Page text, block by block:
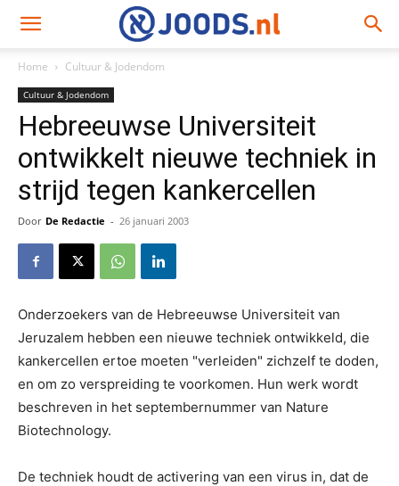
Home Cultuur & Jodendom
Cultuur & Jodendom
Hebreeuwse Universiteit
ontwikkelt nieuwe techniek in
strijd tegen kankercellen
Door De Redactie - 26 januari 2003
Onderzoekers van de Hebreeuwse Universiteit van
Jeruzalem hebben een nieuwe techniek ontwikkeld, die
kankercellen ertoe moeten "verleiden" zichzelf te doden,
en om zo verspreiding te voorkomen. Hun werk wordt
beschreven in het septembernummer van Nature
Biotechnology.
De techniek houdt de activering van een virus in, dat de